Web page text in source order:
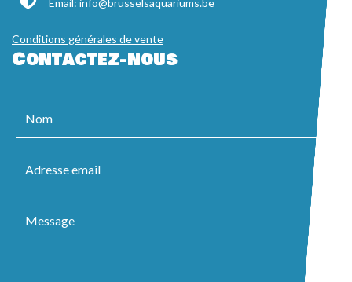
Conditions générales de vente
Contactez-nous